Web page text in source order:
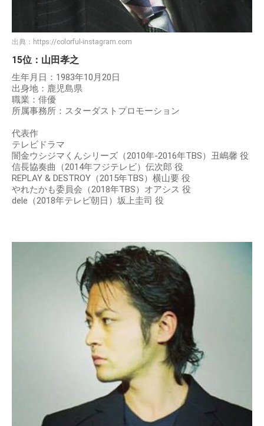
出典： https://colorful-instagram.com
15位：山田孝之
生年月日：1983年10月20日
出身地：鹿児島県
職業：俳優
所属事務所：スターダストプロモーション
代表作
テレビドラマ
闇金ウシジマくんシリーズ（2010年-2016年TBS）丑嶋馨 役
信長協奏曲（2014年フジテレビ）伝次郎 役
REPLAY & DESTROY（2015年TBS）横山要 役
やれたかも委員会（2018年TBS）オアシス 役
dele（2018年テレビ朝日）坂上圭司 役